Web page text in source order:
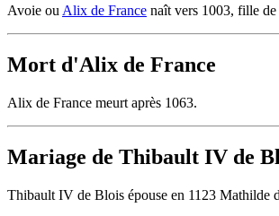
Avoie ou Alix de France naît vers 1003, fille
Mort d'Alix de France
Alix de France meurt après 1063.
Mariage de Thibault IV de
Thibault IV de Blois épouse en 1123 Mathilde